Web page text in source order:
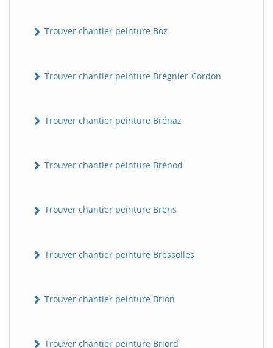
Trouver chantier peinture Boz
Trouver chantier peinture Brégnier-Cordon
Trouver chantier peinture Brénaz
Trouver chantier peinture Brénod
Trouver chantier peinture Brens
Trouver chantier peinture Bressolles
Trouver chantier peinture Brion
Trouver chantier peinture Briord